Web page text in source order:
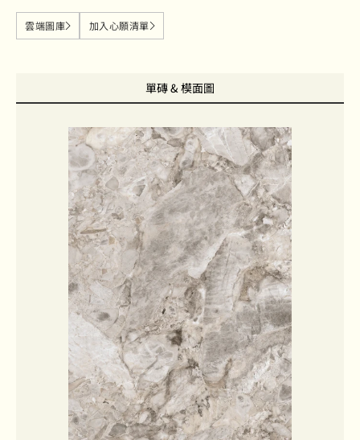
雲端圖庫 加入心願清單
單磚 & 模面圖